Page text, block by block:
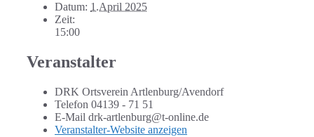
Datum: 1.April 2025
Zeit:
15:00
Veranstalter
DRK Ortsverein Artlenburg/Avendorf
Telefon 04139 - 71 51
E-Mail drk-artlenburg@t-online.de
Veranstalter-Website anzeigen